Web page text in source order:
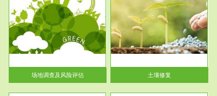
场地调查及风险评估
土壤修复
土壤修复